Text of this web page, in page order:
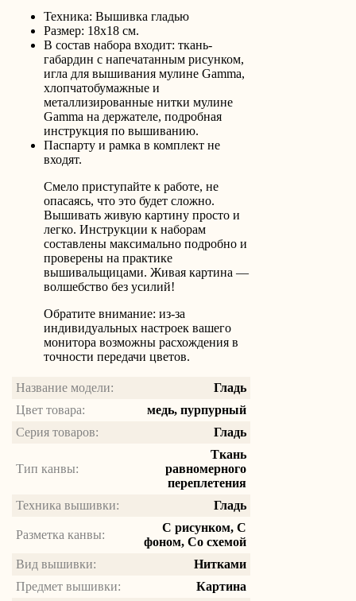
Техника: Вышивка гладью
Размер: 18х18 см.
В состав набора входит: ткань-
габардин с напечатанным рисунком,
игла для вышивания мулине Gamma,
хлопчатобумажные и
металлизированные нитки мулине
Gamma на держателе, подробная
инструкция по вышиванию.
Паспарту и рамка в комплект не
входят.
Смело приступайте к работе, не
опасаясь, что это будет сложно.
Вышивать живую картину просто и
легко. Инструкции к наборам
составлены максимально подробно и
проверены на практике
вышивальщицами. Живая картина —
волшебство без усилий!
Обратите внимание: из-за
индивидуальных настроек вашего
монитора возможны расхождения в
точности передачи цветов.
Название модели:
Гладь
Цвет товара:
медь, пурпурный
Серия товаров:
Гладь
Тип канвы:
Ткань
равномерного
переплетения
Техника вышивки:
Гладь
Разметка канвы:
С рисунком, С
фоном, Со схемой
Вид вышивки:
Нитками
Предмет вышивки:
Картина